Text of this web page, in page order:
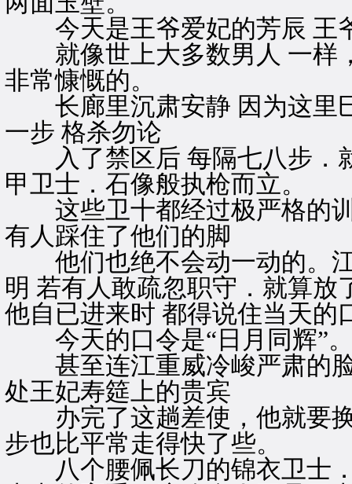
今天是王爷爱妃的芳辰 王
就像世上大多数男人 一样
非常慷慨的。
长廊里沉肃安静 因为这里
一步 格杀勿论
入了禁区后 每隔七八步．
甲卫士．石像般执枪而立。
这些卫十都经过极严格的训
有人踩住了他们的脚
他们也绝不会动一动的。江
明 若有人敢疏忽职守．就算放
他自已进来时 都得说住当天的
今天的口令是“日月同辉”。
甚至连江重威冷峻严肃的脸
处王妃寿筵上的贵宾
办完了这趟差使，他就要换
步也比平常走得快了些。
八个腰佩长刀的锦衣卫士．